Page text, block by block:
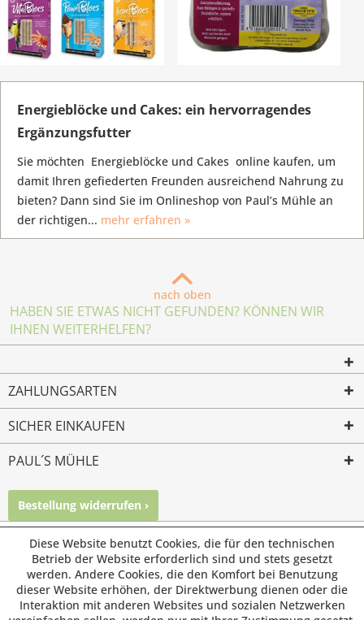
Energieblöcke und Cakes: ein hervorragendes
Ergänzungsfutter
Sie möchten Energieblöcke und Cakes online kaufen, um
damit Ihren gefiederten Freunden ausreichend Nahrung zu
bieten? Dann sind Sie im Onlineshop von Paul’s Mühle an
der richtigen... mehr erfahren »
nach oben
HABEN SIE ETWAS NICHT GEFUNDEN? KÖNNEN WIR
IHNEN WEITERHELFEN?
ZAHLUNGSARTEN
SICHER EINKAUFEN
PAUL´S MÜHLE
Bestellung widerrufen ›
© Paul's Mühle | Inhaber: Christof Paul e.K. | Westring 2 |
45659 Recklinghausen
Fax: 02361 -28831 | E-Mail: info@pauls-muehle.de
Mailkontakt Facebook Instagram
Diese Website benutzt Cookies, die für den technischen
Betrieb der Website erforderlich sind und stets gesetzt
werden. Andere Cookies, die den Komfort bei Benutzung
dieser Website erhöhen, der Direktwerbung dienen oder die
Interaktion mit anderen Websites und sozialen Netzwerken